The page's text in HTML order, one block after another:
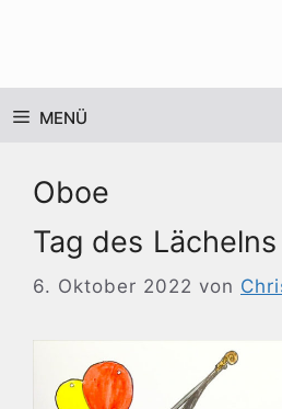
MENÜ
Oboe
Tag des Lächelns
6. Oktober 2022 von